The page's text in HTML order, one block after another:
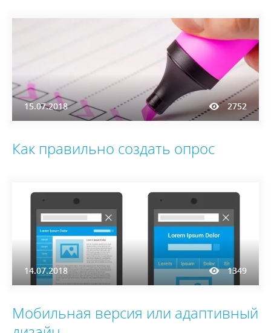
15.07.2018 2752
Как правильно создать опрос
14.07.2018 1349
Мобильная версия или адаптивный